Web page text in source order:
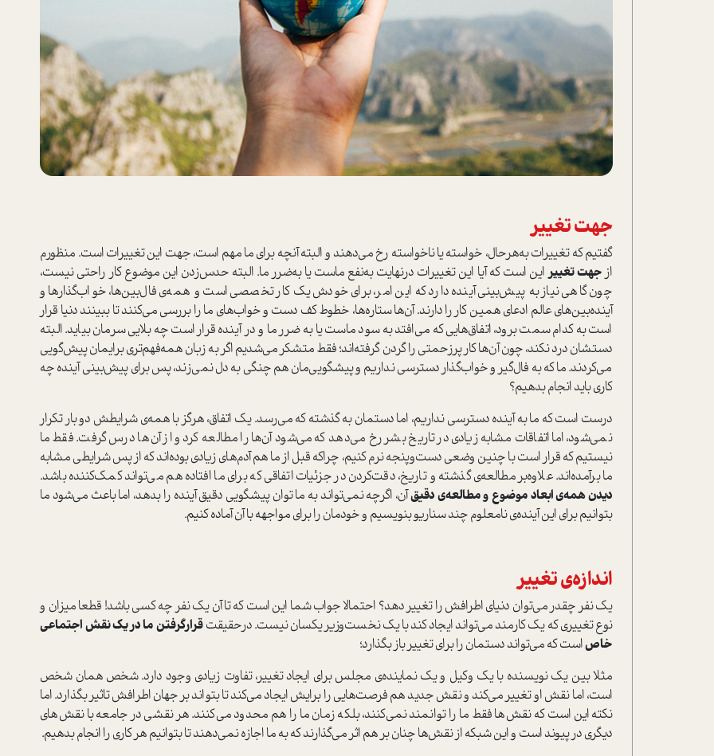
جهت تغییر
گفتیم که تغییرات به‌هرحال، خواسته یا ‌ناخواسته رخ می‌دهند و البته آنچه برای ما مهم است، جهت این تغییرات است. منظورم
ازجهت تغییراین است که آیا این تغییرات در‌نهایت به‌نفع ماست یا به‌ضرر ما. البته حدس‌زدن این موضوع کار راحتی نیست،
چون گاهی نیاز به پیش‌بینی آینده دارد که این امر، برای خودش یک کار تخصصی است و همه‌ی فال‌بین‌ها، خواب‌گذارها و
آینده‌‌بین‌های عالم ادعای همین کار را دارند. آن‌ها ستاره‌ها، خطوط کف دست و خواب‌های ما را بررسی می‌کنند تا ببینند دنیا قرار
است به کدام سمت برود، اتفاق‌هایی که می‌افتد به سود ماست یا به ضرر ما و در آینده قرار است چه بلایی سرمان بیاید. البته
دستشان درد نکند، چون آن‌ها کار پر‌زحمتی را گردن گرفته‌اند؛ فقط متشکر می‌شدیم اگر به زبان همه‌فهم‌تری برایمان پیش‌گویی
می‌کردند. ما که به فال‌گیر و خواب‌گذار دسترسی نداریم و پیشگویی‌مان هم چنگی به دل نمی‌زند، پس برای پیش‌بینی آینده چه
کاری باید انجام بدهیم؟
درست است که ما به آینده دسترسی نداریم، اما دستمان به گذشته که می‌رسد. یک اتفاق، هرگز با همه‌ی شرایطش دو بار تکرار
نمی‌شود، اما اتفاقات مشابه زیادی در تاریخ بشر رخ می‌دهد که می‌شود آن‌ها را مطالعه کرد و از آن‌ها درس گرفت. فقط ما
نیستیم که قرار است با چنین وضعی دست‌و‌پنجه نرم کنیم، چراکه قبل از ما هم آدم‌های زیادی بوده‌اند که از پس شرایطی مشابه
ما برآمده‌اند. علاوه‌بر مطالعه‌ی گذشته و تاریخ، دقت‌کردن در جزئیات اتفاقی که برای ما افتاده هم می‌تواند کمک‌کننده باشد.
دیدن همه‌ی ابعاد موضوع و مطالعه‌ی دقیقآن، اگرچه نمی‌تواند به ما توان پیشگویی دقیق آینده را بدهد، اما باعث می‌شود ما
بتوانیم برای این آینده‌ی نامعلوم چند سناریو بنویسیم و خودمان را برای مواجهه با آن آماده کنیم.
اندازه‌ی تغییر
یک نفر چقدر می‌توان دنیای اطرافش را تغییر دهد؟ احتمالا جواب شما این است که تا آن یک نفر چه کسی باشد! قطعا میزان و
نوع تغییری که یک کارمند می‌تواند ایجاد کند با یک نخست‌وزیر یکسان نیست. درحقیقتقرارگرفتن ما در یک نقش اجتماعی
خاصاست که می‌تواند دستمان را برای تغییر باز بگذارد؛
مثلا بین یک نویسنده با یک وکیل و یک نماینده‌ی مجلس برای ایجاد تغییر، تفاوت زیادی وجود دارد. شخص همان شخص
است، اما نقش او تغییر می‌کند و نقش جدید هم فرصت‌هایی را برایش ایجاد می‌کند تا بتواند بر جهان اطرافش تاثیر بگذارد. اما
نکته این است که نقش‌ها فقط ما را توانمند نمی‌کنند، بلکه ‌زمان ما را هم محدود می‌کنند. هر نقشی در جامعه با نقش‌های
دیگری در پیوند است و این شبکه از نقش‌ها چنان بر هم اثر می‌گذارند که به ما اجازه نمی‌دهند تا بتوانیم هر کاری را انجام بدهیم.